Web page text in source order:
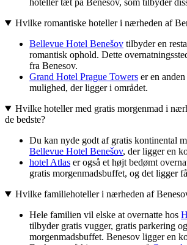
hoteller tæt på Benesov, som tilbyder
Hvilke romantiske hoteller i nærheden af
Bellevue Hotel Benešov tilbyder en
romantisk ophold. Dette
fra Benesov.
Grand Hotel Prague Towers er en
mulighed, der ligger i området.
Hvilke hoteller med gratis morgenmad i
de bedste?
Du kan nyde godt af gratis kontinental
Bellevue Hotel Benešov, der ligger en
hotel Atlas er også et højt bedømt
gratis morgenmadsbuffet, og det ligger
Hvilke familiehoteller i nærheden af
Hele familien vil elske at overnatte hos
tilbyder gratis vugger, gratis parkering
morgenmadsbuffet. Benesov ligger en